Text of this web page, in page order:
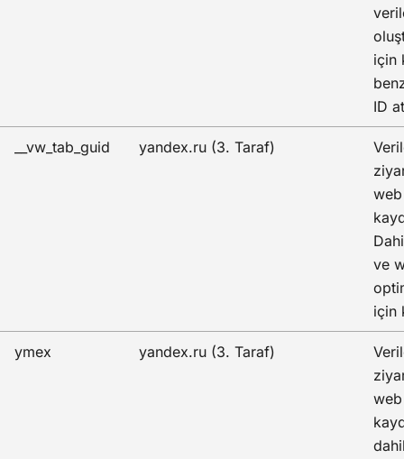
için
ID
__vw_tab_guid yandex.ru (3. Taraf)
ve
için
ymex yandex.ru (3. Taraf)